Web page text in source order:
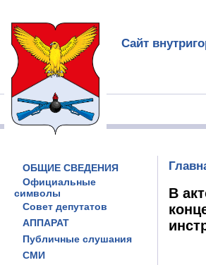
Сайт
ОБЩИЕ СВЕДЕНИЯ
Официальные
символы
Совет депутатов
АППАРАТ
Публичные слушания
СМИ
В